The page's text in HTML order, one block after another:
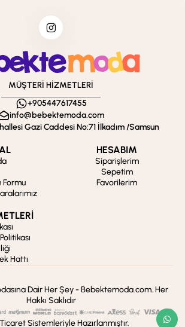
MÜŞTERİ HİZMETLERİ
+905447617455
info@bebektemoda.com
Gazi Caddesi No:71 İlkadım /Samsun
Formu
HESABIM
Siparişlerim
Sepetim
Favorilerim
Hattı
Dair Her Şey - Bebektemoda.com. Her
Hakkı Saklıdır
Sistemleriyle Hazırlanmıştır.